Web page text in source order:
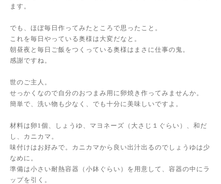
ます。
でも、ほぼ毎日作ってみたところで思ったこと。
これを毎日やっている奥様は大変だなと。
朝昼夜と毎日ご飯をつくっている奥様はまさに仕事の鬼。
感謝ですね。
世のご主人。
せっかくなので自分のおつまみ用に卵焼き作ってみませんか。
簡単で、洗い物も少なく、でも十分に美味しいですよ。
材料は卵1個、しょうゆ、マヨネーズ（大さじ１ぐらい）、和だ
し、カニカマ。
味付けはお好みで。カニカマから良い出汁出るのでしょうゆは少
なめに。
準備は小さい耐熱容器（小鉢ぐらい）を用意して、容器の中にラ
ップを引く。